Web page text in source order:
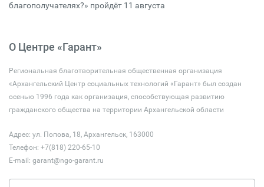
благополучателях?» пройдёт 11 августа
О Центре «Гарант»
Региональная благотворительная общественная организация
«Архангельский Центр социальных технологий «Гарант» был создан
осенью 1996 года как организация, способствующая развитию
гражданского общества на территории Архангельской области
Адрес: ул. Попова, 18, Архангельск, 163000
Телефон: +7(818) 220-65-10
E-mail: garant@ngo-garant.ru